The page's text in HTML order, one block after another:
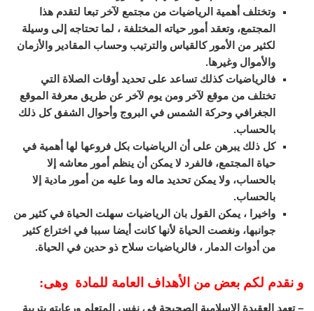
وتختلف أهمية الرياضيات من مجتمع لآخر تبعا لتقدم هذا
المجتمع، وتعقد أمور حياته المختلفة ، لما تحتاجه إلى وسيلة
لكثير من الأمور كالقياس والترتيب وحساب المقادير والأزمان
والأموال وغيرها.
فالرياضيات كذلك تساعد على تحديد أوقات الصلاة التي
تختلف من موقع لآخر ومن يوم لآخر عن طريق معرفة الموقع
الجغرافي وحركة الشمس في البروج وأحوال الشفق كل ذلك
بالحساب.
كل ذلك يبرهن على أن الرياضيات بكل فروعها لها أهمية في
حياة المجتمع، فالفرد لا يمكن أن ينظم أمور معاشه إلا
بالحساب، ولا يمكن تحديد ماله وما عليه من أمور مادية إلا
بالحساب.
واخيرا ، يمكن القول بان الرياضيات سهلت الحياة في كثير من
جوانبها، ونغصت الحياة لأنها كانت أيضا سببا في اختراع كثير
من أدوات الدمار ، فالرياضيات سلاح ذو حدين في الحياة.
و نقدم لكم بعض من الأهداف العامة للمادة وهى:
– تعهد العقيدة الإسلامية الصحيحة في نفس المتعلم ورعايته بتربية